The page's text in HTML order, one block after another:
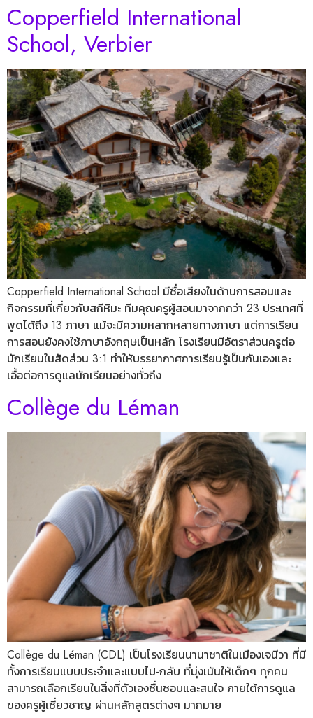
Copperfield International
School, Verbier
Copperfield International School มีชื่อเสียงในด้านการสอนและ
กิจกรรมที่เกี่ยวกับสกีหิมะ ทีมคุณครูผู้สอนมาจากกว่า 23 ประเทศที่
พูดได้ถึง 13 ภาษา แม้จะมีความหลากหลายทางภาษา แต่การเรียน
การสอนยังคงใช้ภาษาอังกฤษเป็นหลัก โรงเรียนมีอัตราส่วนครูต่อ
นักเรียนในสัดส่วน 3:1 ทำให้บรรยากาศการเรียนรู้เป็นกันเองและ
เอื้อต่อการดูแลนักเรียนอย่างทั่วถึง
Collège du Léman
Collège du Léman (CDL) เป็นโรงเรียนนานาชาติในเมืองเจนีวา ที่มี
ทั้งการเรียนแบบประจำและแบบไป-กลับ ที่มุ่งเน้นให้เด็กๆ ทุกคน
สามารถเลือกเรียนในสิ่งที่ตัวเองชื่นชอบและสนใจ ภายใต้การดูแล
ของครูผู้เชี่ยวชาญ ผ่านหลักสูตรต่างๆ มากมาย